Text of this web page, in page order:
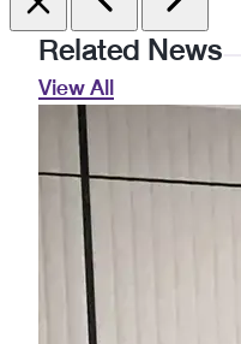
Related News
View All